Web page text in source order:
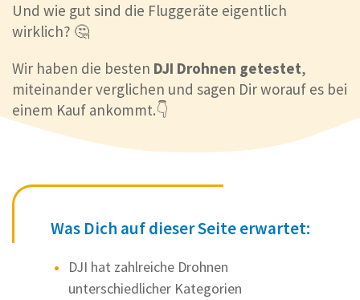
Und wie gut sind die Fluggeräte eigentlich
wirklich? 🤔
Wir haben die besten DJI Drohnen getestet,
miteinander verglichen und sagen Dir worauf es bei
einem Kauf ankommt.👇
Was Dich auf dieser Seite erwartet:
DJI hat zahlreiche Drohnen
unterschiedlicher Kategorien